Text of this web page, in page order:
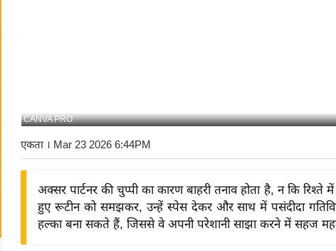
CANVA PRO
एकता । Mar 23 2026 6:44PM
अक्सर पार्टनर की चुप्पी का कारण बाहरी तनाव होता है, न कि
हुए रूटीन को समझकर, उन्हें स्पेस देकर और साथ में पसंदीदा
हल्का बना सकते हैं, जिससे वे अपनी परेशानी साझा करने में सहज